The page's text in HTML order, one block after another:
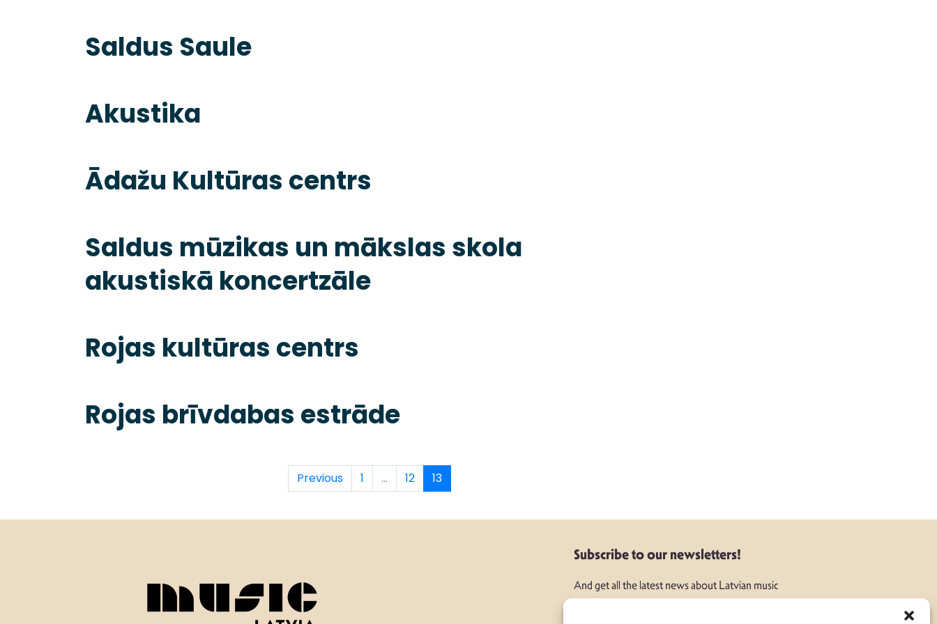
Saldus Saule
Akustika
Ādažu Kultūras centrs
Saldus mūzikas un mākslas skola
akustiskā koncertzāle
Rojas kultūras centrs
Rojas brīvdabas estrāde
Previous 1 ... 12 13
Subscribe to our newsletters!
And get all the latest news about Latvian music